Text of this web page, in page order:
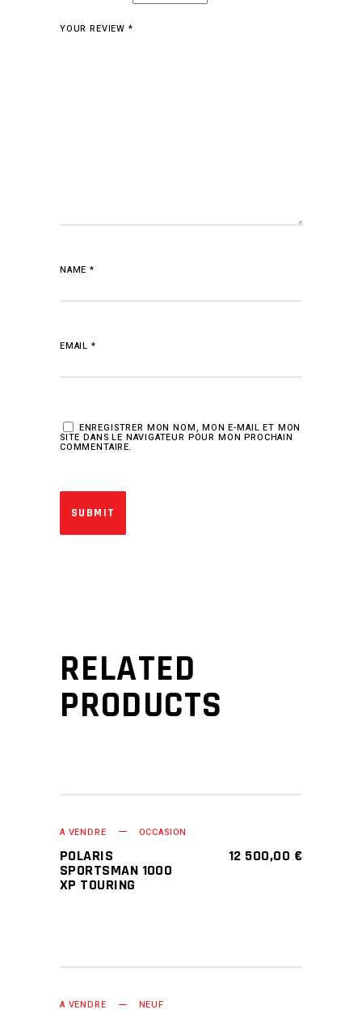
YOUR REVIEW *
NAME*
EMAIL *
ENREGISTRER MON NOM, MON E-MAIL ET MON
SITE DANS LE NAVIGATEUR POUR MON PROCHAIN
COMMENTAIRE.
RELATED
PRODUCTS
A VENDRE OCCASION
POLARIS
SPORTSMAN 1000
XP TOURING
12 500,00 €
A VENDRE NEUF